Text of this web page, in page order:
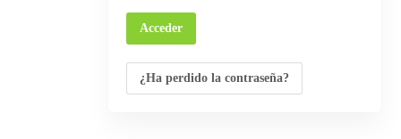
¿Ha perdido la contraseña?